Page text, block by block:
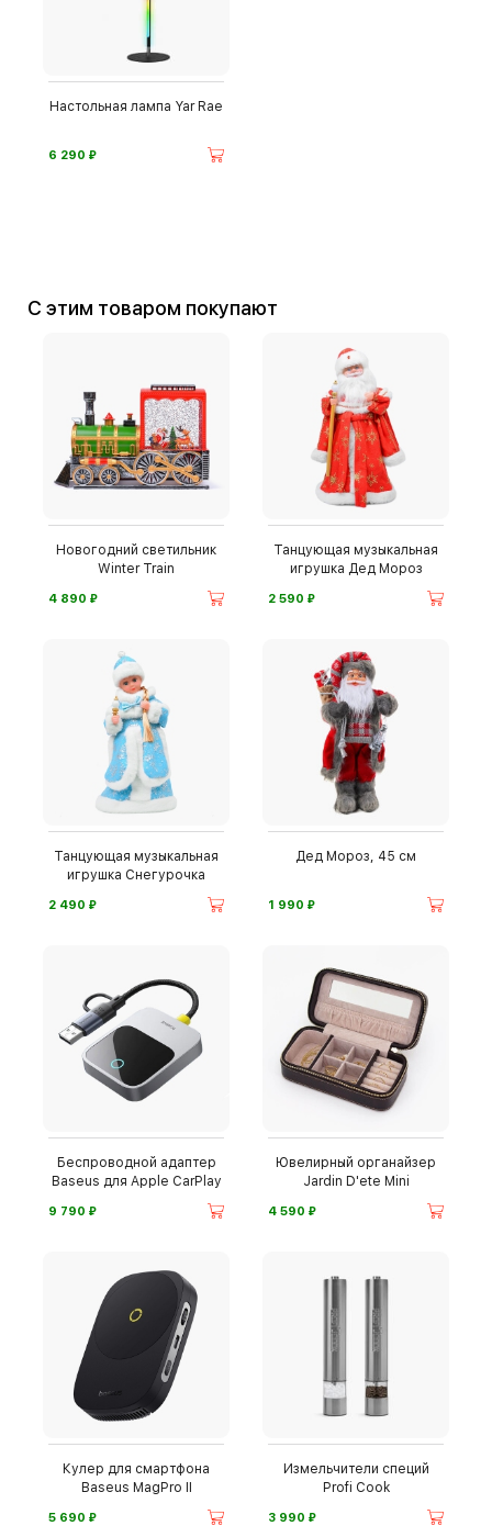
Настольная лампа Yar Rae
6 290 ⃏
С этим товаром покупают
Новогодний светильник
Winter Train
4 890 ⃏
Танцующая музыкальная
игрушка Дед Мороз
2 590 ⃏
Танцующая музыкальная
игрушка Снегурочка
2 490 ⃏
Дед Мороз, 45 см
1 990 ⃏
Беспроводной адаптер
Baseus для Apple CarPlay
9 790 ⃏
Ювелирный органайзер
Jardin D'ete Mini
4 590 ⃏
Кулер для смартфона
Baseus MagPro II
5 690 ⃏
Измельчители специй
Profi Cook
3 990 ⃏